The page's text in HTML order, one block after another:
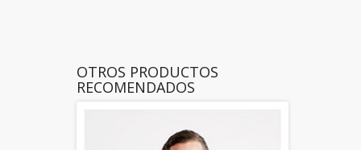
OTROS PRODUCTOS
RECOMENDADOS